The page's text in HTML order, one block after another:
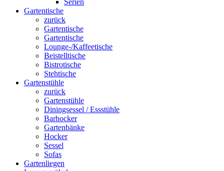
Gartentische
zurück
Gartentische
Gartentische
Lounge-/Kaffeetische
Beistelltische
Bistrotische
Stehtische
Gartenstühle
zurück
Gartenstühle
Diningsessel / Essstühle
Barhocker
Gartenbänke
Hocker
Sessel
Sofas
Gartenliegen